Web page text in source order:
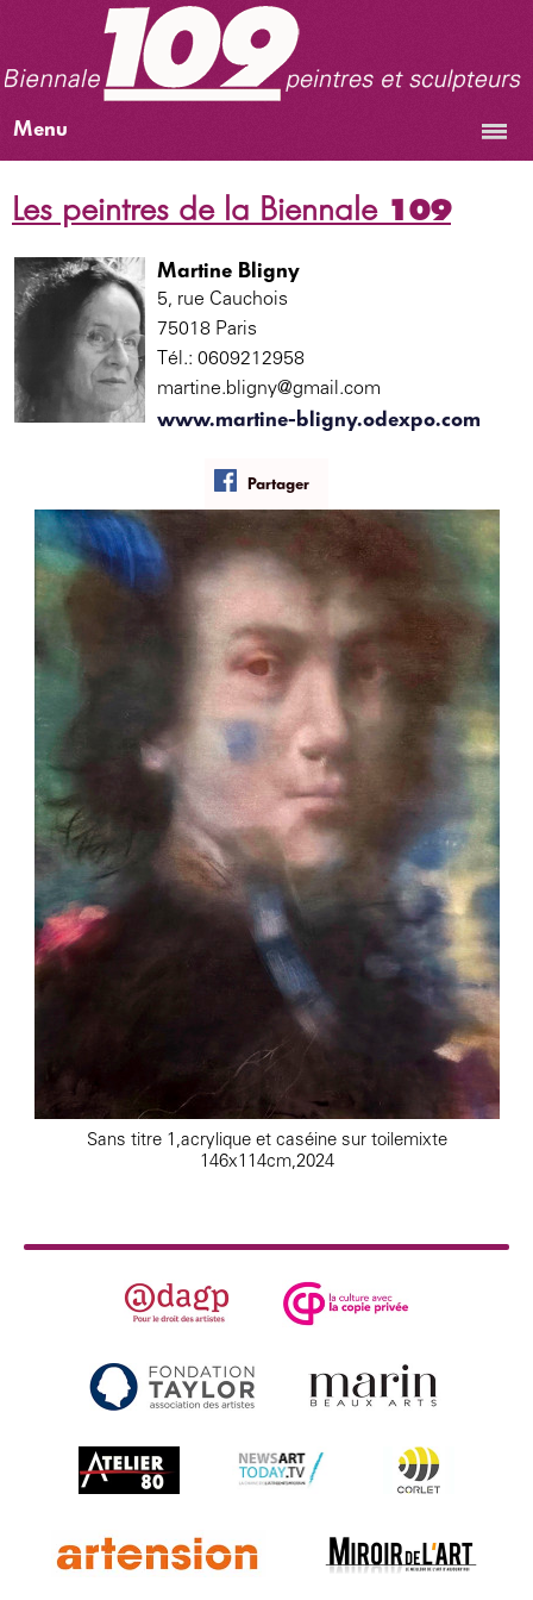
Menu
Les peintres de la Biennale 109
Martine Bligny
5, rue Cauchois
75018 Paris
Tél.: 0609212958
martine.bligny@gmail.com
www.martine-bligny.odexpo.com
Partager
Sans titre 1,acrylique et caséine sur toilemixte
146x114cm,2024